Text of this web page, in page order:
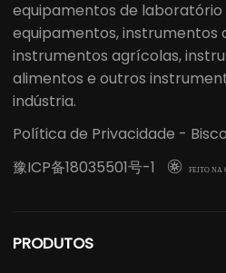
equipamentos de laboratório
equipamentos, instrumentos
instrumentos agrícolas,
alimentos e outros
indústria.
Política de Privacidade -
豫ICP备18035501号-1
 FEITO NA
PRODUTOS